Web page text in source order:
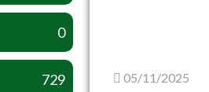
0
729 05/11/2025